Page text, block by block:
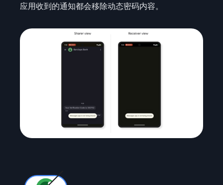
应用收到的通知都会移除动态密码内容。